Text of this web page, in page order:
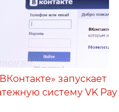
запускает
систему VK Pay